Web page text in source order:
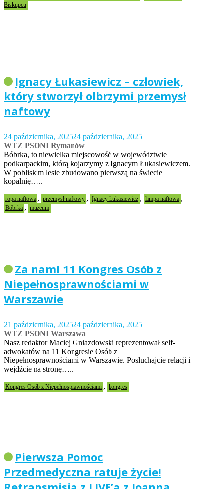
Biskupcu
Ignacy Łukasiewicz – człowiek,
który stworzył olbrzymi przemysł
naftowy
24 października, 202524 października, 2025
WTZ PSONI Rymanów
Bóbrka, to niewielka miejscowość w województwie
podkarpackim, którą kojarzymy z Ignacym Łukasiewiczem.
W pobliskim lesie zbudowano pierwszą na świecie
kopalnię…..
ropa naftowa , przemysł naftowy , Ignacy Łukasiewicz , lampa naftowa ,
Bóbrka , muzeum
Za nami 11 Kongres Osób z
Niepełnosprawnościami w
Warszawie
21 października, 202524 października, 2025
WTZ PSONI Warszawa
Nasz redaktor Maciej Gniazdowski reprezentował self-
adwokatów na 11 Kongresie Osób z
Niepełnosprawnościami w Warszawie. Posłuchajcie relacji i
wejdźcie na stronę…..
Kongres Osób z Niepełnosprawnościami , kongres
Pierwsza Pomoc
Przedmedyczna ratuje życie!